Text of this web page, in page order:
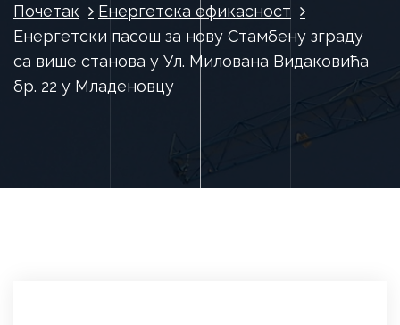
Почетак
Енергетска ефикасност
Енергетски пасош за нову Стамбену зграду
са више станова у Ул. Милована Видаковића
бр. 22 у Младеновцу